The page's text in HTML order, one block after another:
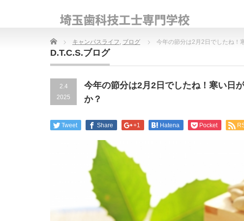
Home キャンパスライフ, ブログ 今年の節分は2月2日でしたね！
D.T.C.S.ブログ
2.4
2025
今年の節分は2月2日でしたね！寒い日
か？
Tweet Share +1 Hatena Pocket